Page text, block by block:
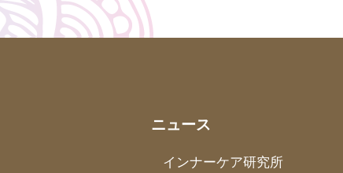
ニュース
インナーケア研究所